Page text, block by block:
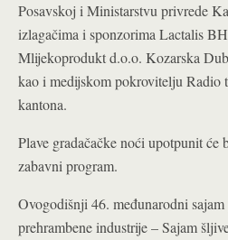
Posavskoj i Ministarstvu privrede
izlagačima i sponzorima Lactalis
Mlijekoprodukt d.o.o. Kozarska
kao i medijskom pokrovitelju Radio
kantona.
Plave gradačačke noći upotpunit
zabavni program.
Ovogodišnji 46. međunarodni
prehrambene industrije – Sajam